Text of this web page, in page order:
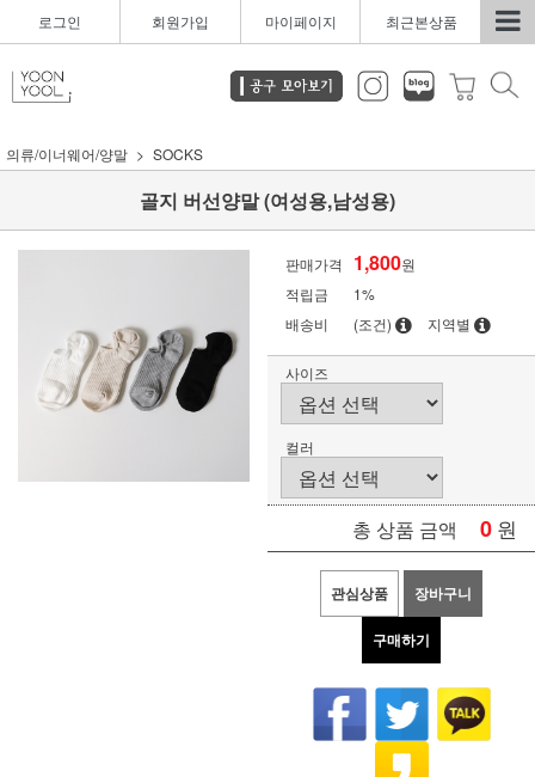
로그인 회원가입 마이페이지 최근본상품
의류/이너웨어/양말 SOCKS
골지 버선양말 (여성용,남성용)
판매가격 1,800원
적립금
1%
배송비
(조건) 지역별
사이즈
컬러
총 상품 금액 0 원
관심상품 장바구니
구매하기